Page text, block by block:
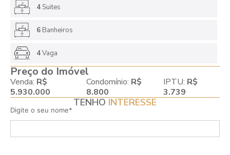
4Suites
6Banheiros
4Vaga
Preço do Imóvel
Venda: R$
5.930.000
Condomínio: R$
8.800
IPTU: R$
3.739
TENHO INTERESSE
Digite o seu nome*